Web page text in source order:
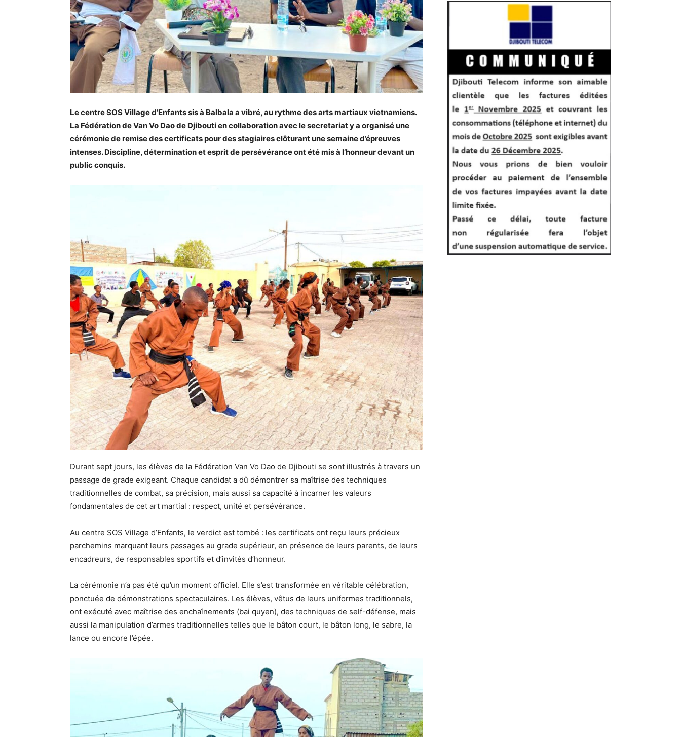
Le centre SOS Village d’Enfants sis à Balbala a vibré, au rythme des arts martiaux vietnamiens.
La Fédération de Van Vo Dao de Djibouti en collaboration avec le secretariat y a organisé une
cérémonie de remise des certificats pour des stagiaires clôturant une semaine d’épreuves
intenses. Discipline, détermination et esprit de persévérance ont été mis à l’honneur devant un
public conquis.
Durant sept jours, les élèves de la Fédération Van Vo Dao de Djibouti se sont illustrés à travers un
passage de grade exigeant. Chaque candidat a dû démontrer sa maîtrise des techniques
traditionnelles de combat, sa précision, mais aussi sa capacité à incarner les valeurs
fondamentales de cet art martial : respect, unité et persévérance.
Au centre SOS Village d’Enfants, le verdict est tombé : les certificats ont reçu leurs précieux
parchemins marquant leurs passages au grade supérieur, en présence de leurs parents, de leurs
encadreurs, de responsables sportifs et d’invités d’honneur.
La cérémonie n’a pas été qu’un moment officiel. Elle s’est transformée en véritable célébration,
ponctuée de démonstrations spectaculaires. Les élèves, vêtus de leurs uniformes traditionnels,
ont exécuté avec maîtrise des enchaînements (bai quyen), des techniques de self-défense, mais
aussi la manipulation d’armes traditionnelles telles que le bâton court, le bâton long, le sabre, la
lance ou encore l’épée.